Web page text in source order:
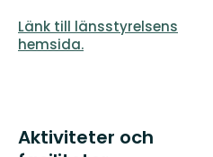
Länk till länsstyrelsens
hemsida.
Aktiviteter och